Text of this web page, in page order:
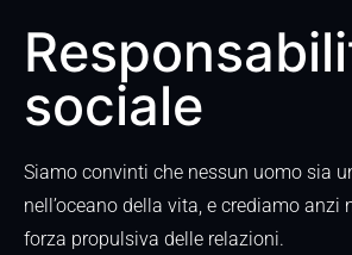
sociale
Siamo convinti che nessun uomo sia
nell’oceano della vita, e crediamo anzi
forza propulsiva delle relazioni.